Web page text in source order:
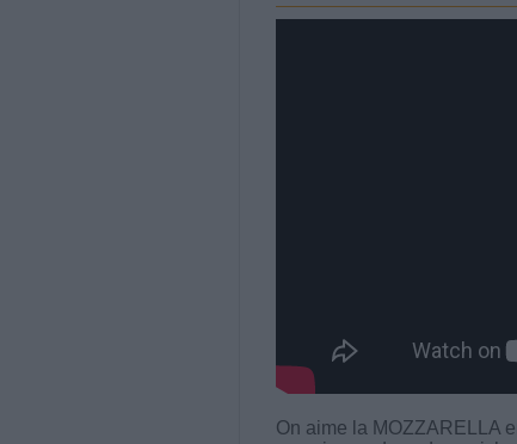
On aime la MOZZARELLA